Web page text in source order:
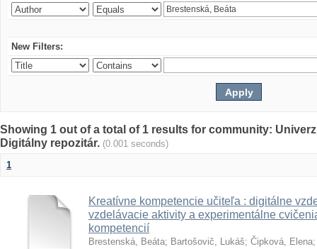
New Filters:
Showing 1 out of a total of 1 results for community:
Digitálny repozitár. (0.001 seconds)
1
Kreatívne kompetencie učiteľa : digitálne
vzdelávacie aktivity a experimentálne
kompetencií
Brestenská, Beáta; Bartošovič, Lukáš; Čipková, Elena